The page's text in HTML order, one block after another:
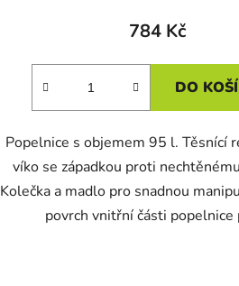
784 Kč
DO
Popelnice s objemem 95 l. Těsnící
víko se západkou proti
Kolečka a madlo pro snadnou
povrch vnitřní části popelnice